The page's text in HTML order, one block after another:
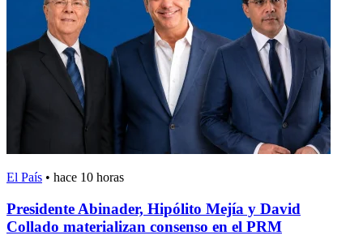
El País • hace 10 horas
Presidente Abinader, Hipólito Mejía y David
Collado materializan consenso en el PRM